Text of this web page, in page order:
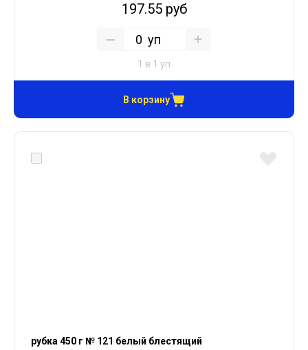
197.55 руб
уп
1 в 1 уп
В корзину
рубка 450 г № 121 белый блестящий